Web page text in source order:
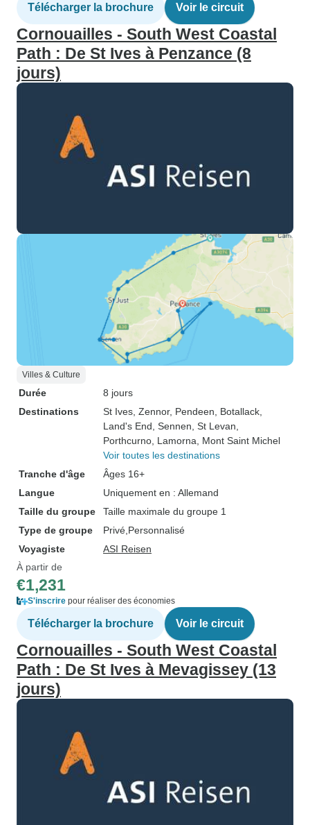
Télécharger la brochure Voir le circuit
Cornouailles - South West Coastal
Path : De St Ives à Penzance (8
jours)
Villes & Culture
Durée
8 jours
Destinations
St Ives , Zennor, Pendeen , Botallack
Land's End , Sennen , St Levan
Porthcurno , Lamorna , Mont Saint Michel
Voir toutes les destinations
Tranche d'âge
Âges 16+
Langue
Uniquement en : Allemand
Taille du groupe
Taille maximale du groupe 1
Type de groupe
Privé Personnalisé
Voyagiste
ASI Reisen
À partir de
€1,231
S'inscrire pour réaliser des économies
Télécharger la brochure Voir le circuit
Cornouailles - South West Coastal
Path : De St Ives à Mevagissey (13
jours)